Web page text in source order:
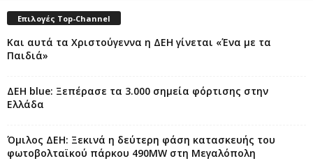
Επιλογές Top-Channel
Και αυτά τα Χριστούγεννα η ΔΕΗ γίνεται «Ένα με τα
Παιδιά»
ΔΕΗ blue: Ξεπέρασε τα 3.000 σημεία φόρτισης στην
Ελλάδα
Όμιλος ΔΕΗ: Ξεκινά η δεύτερη φάση κατασκευής του
φωτοβολταϊκού πάρκου 490MW στη Μεγαλόπολη